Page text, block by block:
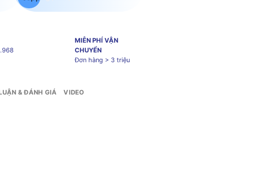
MIỄN PHÍ VẬN
CHUYỂN
Đơn hàng > 3 triệu
& ĐÁNH GIÁ VIDEO